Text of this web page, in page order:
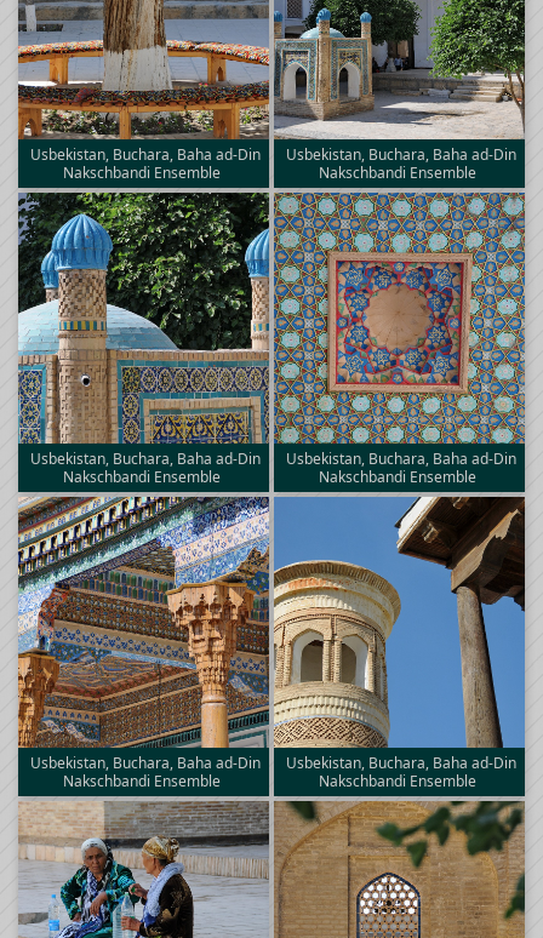
Usbekistan, Buchara, Baha ad-Din
Nakschbandi Ensemble
Usbekistan, Buchara, Baha ad-Din
Nakschbandi Ensemble
Usbekistan, Buchara, Baha ad-Din
Nakschbandi Ensemble
Usbekistan, Buchara, Baha ad-Din
Nakschbandi Ensemble
Usbekistan, Buchara, Baha ad-Din
Nakschbandi Ensemble
Usbekistan, Buchara, Baha ad-Din
Nakschbandi Ensemble